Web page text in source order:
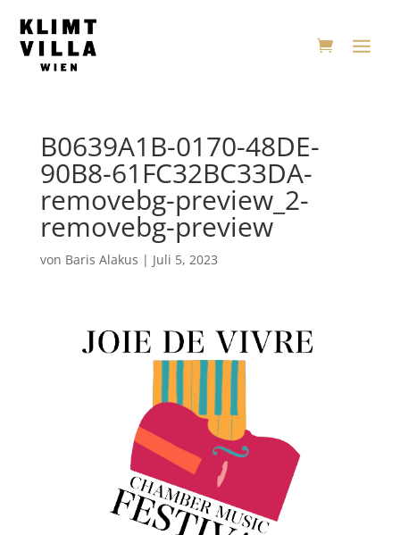
B0639A1B-0170-48DE-
90B8-61FC32BC33DA-
removebg-preview_2-
removebg-preview
von Baris Alakus | Juli 5, 2023